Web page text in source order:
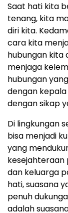
Saat hati kita
tenang, kita
diri kita.
cara kita
hubungan kita
menjaga
hubungan
dengan
dengan sikap
Di lingkungan
bisa menjadi
yang
kesejahteraan
dan keluarga
hati, suasana
penuh
adalah